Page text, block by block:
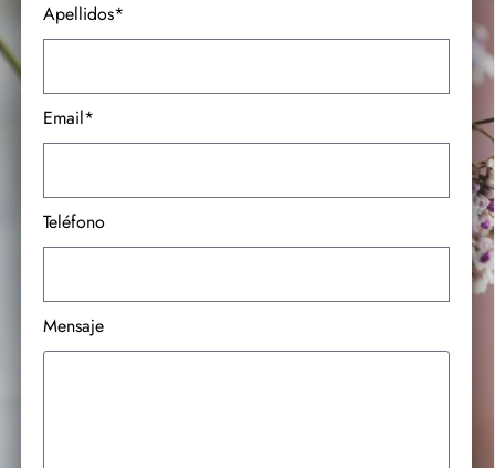
Apellidos*
Email*
Teléfono
Mensaje